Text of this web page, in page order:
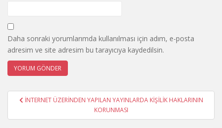
Daha sonraki yorumlarımda kullanılması için adım, e-posta
adresim ve site adresim bu tarayıcıya kaydedilsin.
YazıİNTERNET ÜZERİNDEN YAPILAN YAYINLARDA KİŞİLİK HAKLARININ
KORUNMASI